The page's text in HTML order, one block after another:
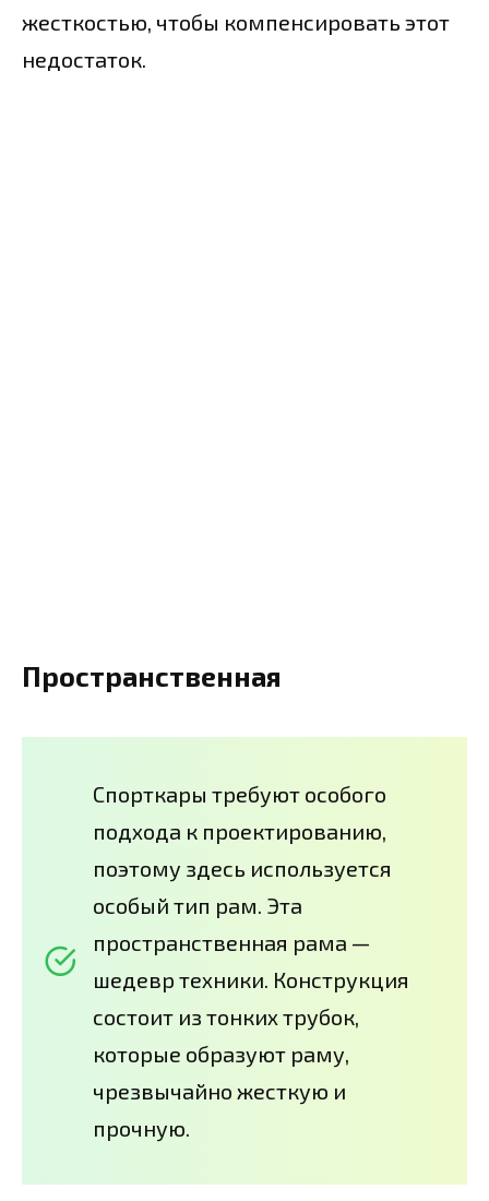
жесткостью, чтобы компенсировать этот
недостаток.
Пространственная
Спорткары требуют особого
подхода к проектированию,
поэтому здесь используется
особый тип рам. Эта
пространственная рама —
шедевр техники. Конструкция
состоит из тонких трубок,
которые образуют раму,
чрезвычайно жесткую и
прочную.